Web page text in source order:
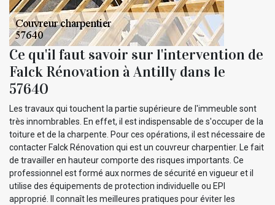
Ce qu'il faut savoir sur l'intervention de
Falck Rénovation à Antilly dans le
57640
Les travaux qui touchent la partie supérieure de l'immeuble sont
très innombrables. En effet, il est indispensable de s'occuper de la
toiture et de la charpente. Pour ces opérations, il est nécessaire de
contacter Falck Rénovation qui est un couvreur charpentier. Le fait
de travailler en hauteur comporte des risques importants. Ce
professionnel est formé aux normes de sécurité en vigueur et il
utilise des équipements de protection individuelle ou EPI
approprié. Il connaît les meilleures pratiques pour éviter les